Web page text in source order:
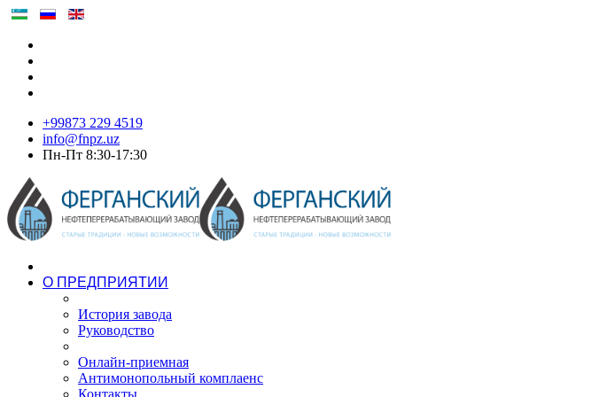
+99873 229 4519
info@fnpz.uz
Пн-Пт 8:30-17:30
О ПРЕДПРИЯТИИ
История завода
Руководство
Онлайн-приемная
Антимонопольный комплаенс
Контакты